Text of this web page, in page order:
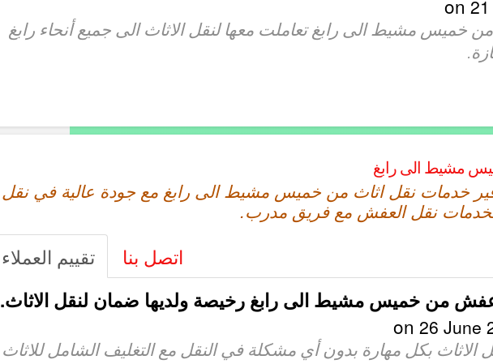
خميس مشيط الى رابغ تعاملت معها لنقل الاثاث الى جميع أنحاء رابغ
مشيط الى رابغ
خدمات نقل اثاث من خميس مشيط الى رابغ مع جودة عالية في نقل
نقل العفش مع فريق مدرب.
تقييم العملاء
اتصل بنا
من خميس مشيط الى رابغ رخيصة ولديها ضمان لنقل الاثاث.
26 June
الاثاث بكل مهارة بدون أي مشكلة في النقل مع التغليف الشامل للاثاث